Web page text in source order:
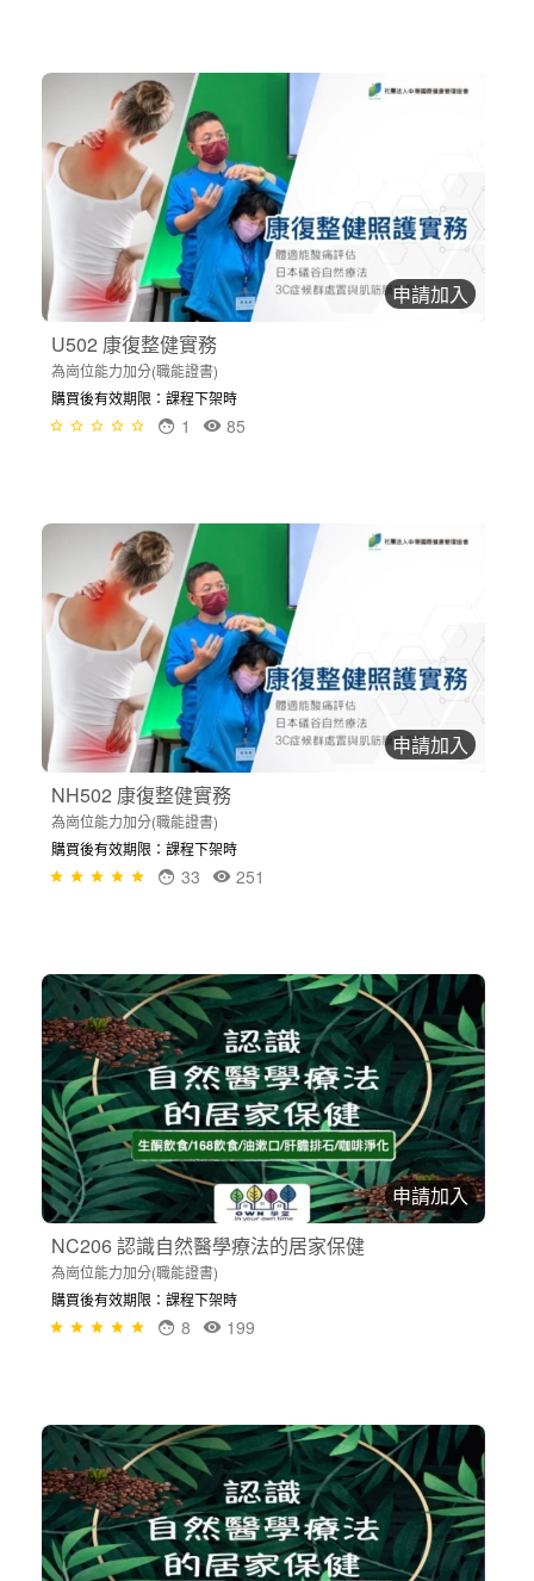
申請加入
U502 康復整健實務
為崗位能力加分(職能證書)
購買後有效期限：課程下架時
85
1
申請加入
NH502 康復整健實務
為崗位能力加分(職能證書)
購買後有效期限：課程下架時
251
33
申請加入
NC206 認識自然醫學療法的居家保健
為崗位能力加分(職能證書)
購買後有效期限：課程下架時
199
8